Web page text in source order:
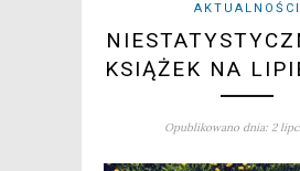
AKTUALNOŚCI
KSIĄŻEK NA
Opublikowano dnia: 2